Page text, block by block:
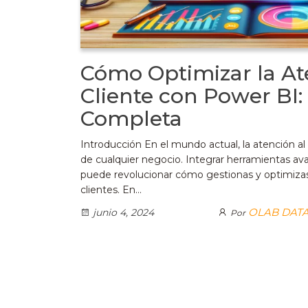
Cómo Optimizar la
Cliente con Power BI:
Completa
Introducción En el mundo actual, la atención
de cualquier negocio. Integrar herramientas
puede revolucionar cómo gestionas y
clientes. En…
junio 4, 2024
Por OLAB